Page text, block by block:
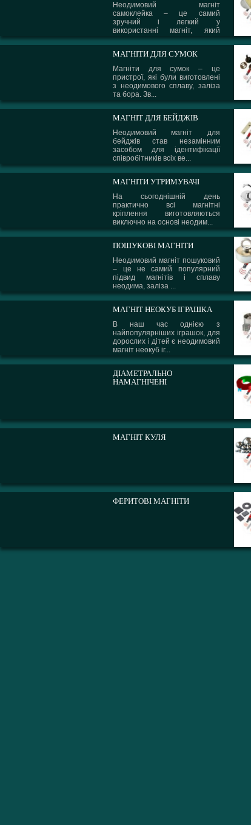
Неодимовий магніт
самоклейка – це самий
зручний і легкий у
використанні магніт, який
може вико...
МАГНІТИ ДЛЯ СУМОК
Магніти для сумок – це
пристрої, які були виготовлені
з неодимового сплаву, заліза
та бора. Зв...
МАГНІТ ДЛЯ БЕЙДЖІВ
Неодимовий магніт для
бейджів став незамінним
засобом для ідентифікації
співробітників всіх ве...
МАГНІТИ УТРИМУВАЧІ
На сьогоднішній день
практично всі магнітні
кріплення виготовляються
виключно на основі неодим...
ПОШУКОВІ МАГНІТИ
Неодимовий магніт пошуковий
– це не самий популярний
підвид магнітів і сплаву
неодима, заліза ...
МАГНІТ НЕОКУБ ІГРАШКА
В наш час однією з
найпопулярніших іграшок, для
дорослих і дітей є неодимовий
магніт неокуб іг...
ДІАМЕТРАЛЬНО
НАМАГНІЧЕНІ
МАГНІТ КУЛЯ
ФЕРИТОВІ МАГНІТИ